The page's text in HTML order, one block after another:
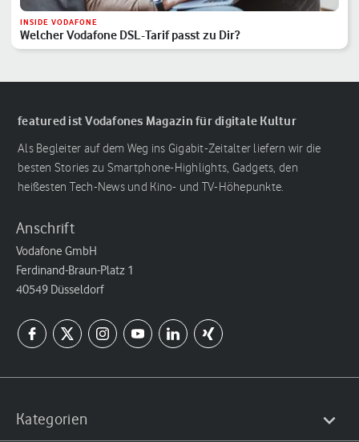
INSIDE VODAFONE
Welcher Vodafone DSL-Tarif passt zu Dir?
featured ist Vodafones Magazin für digitale Kultur
Als Begleiter auf dem Weg ins Gigabit-Zeitalter liefern wir die
besten Stories zu Smartphone-Highlights, Gadgets, den
heißesten Tech-News und Kino- und TV-Höhepunkte.
Anschrift
Vodafone GmbH
Ferdinand-Braun-Platz 1
40549 Düsseldorf
Kategorien